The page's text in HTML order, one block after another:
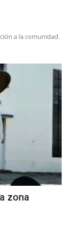
a la comunidad.
zona